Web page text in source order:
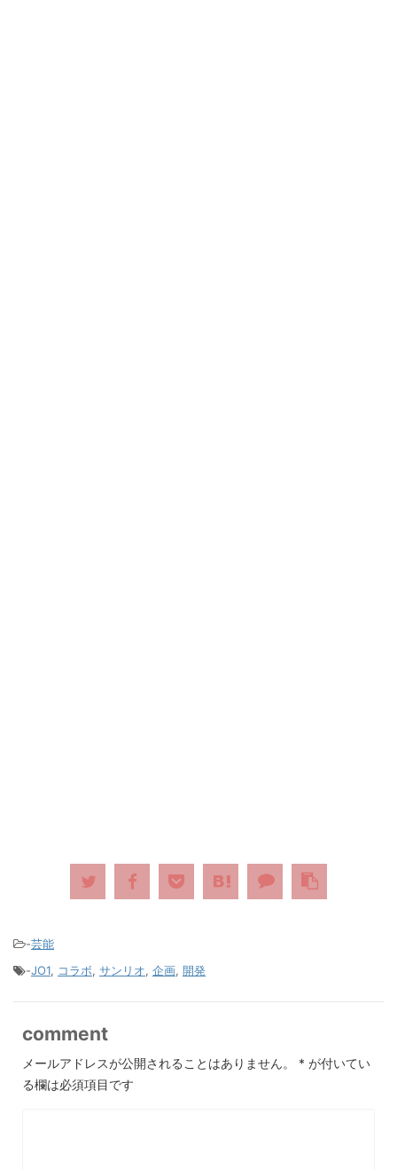
-芸能
-JO1, コラボ, サンリオ, 企画, 開発
comment
メールアドレスが公開されることはありません。 * が付いてい
る欄は必須項目です